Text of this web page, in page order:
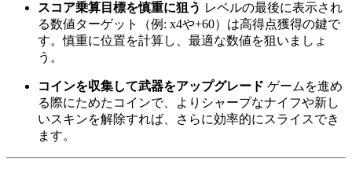
スコア乗算目標を慎重に狙う レベルの最後に表示され
る数値ターゲット（例: x4や+60）は高得点獲得の鍵で
す。慎重に位置を計算し、最適な数値を狙いましょ
う。
コインを収集して武器をアップグレード ゲームを進め
る際にためたコインで、よりシャープなナイフや新し
いスキンを解除すれば、さらに効率的にスライスでき
ます。